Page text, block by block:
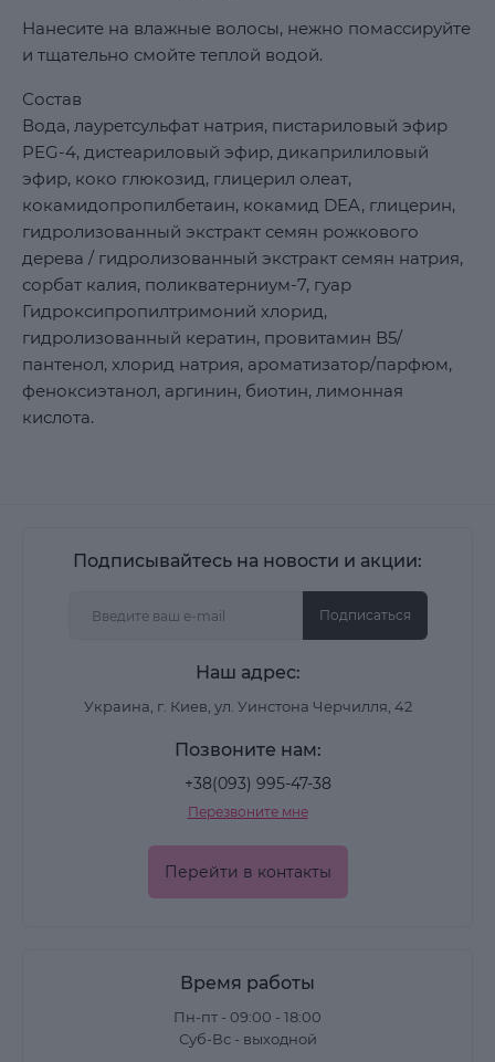
Нанесите на влажные волосы, нежно помассируйте
и тщательно смойте теплой водой.
Состав
Вода, лауретсульфат натрия, пистариловый эфир
PEG-4, дистеариловый эфир, дикаприлиловый
эфир, коко глюкозид, глицерил олеат,
кокамидопропилбетаин, кокамид DEA, глицерин,
гидролизованный экстракт семян рожкового
дерева / гидролизованный экстракт семян натрия,
сорбат калия, поликватерниум-7, гуар
Гидроксипропилтримоний хлорид,
гидролизованный кератин, провитамин В5/
пантенол, хлорид натрия, ароматизатор/парфюм,
феноксиэтанол, аргинин, биотин, лимонная
кислота.
Подписывайтесь на новости и акции:
Подписаться
Наш адрес:
Украина, г. Киев, ул. Уинстона Черчилля, 42
Позвоните нам:
+38(093) 995-47-38
Перезвоните мне
Перейти в контакты
Время работы
Пн-пт - 09:00 - 18:00
Суб-Вс - выходной